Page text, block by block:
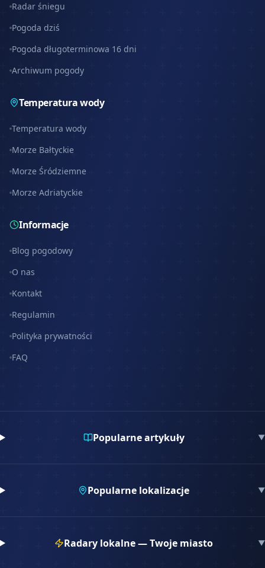
Radar śniegu
Pogoda dziś
Pogoda długoterminowa 16 dni
Archiwum pogody
Temperatura wody
Temperatura wody
Morze Bałtyckie
Morze Śródziemne
Morze Adriatyckie
Informacje
Blog pogodowy
O nas
Kontakt
Regulamin
Polityka prywatności
FAQ
Popularne artykuły ▼
Popularne lokalizacje ▼
Radary lokalne — Twoje miasto ▼